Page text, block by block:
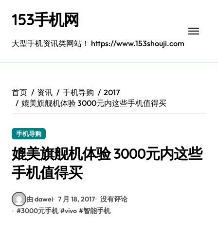
153手机网
大型手机资讯类网站！ https://www.153shouji.com
首页 资讯 手机导购
2017
媲美旗舰机体验 3000元内这些手机值得买
手机导购
媲美旗舰机体验 3000元内这些
手机值得买
由 dawei 7 月 18, 2017 没有评论
#3000元手机 #vivo #智能手机